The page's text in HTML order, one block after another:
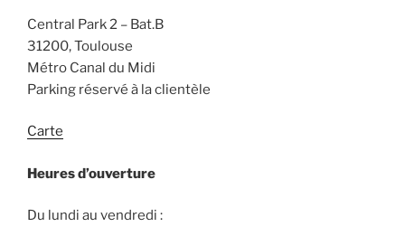
Central Park 2 – Bat.B
31200, Toulouse
Métro Canal du Midi
Parking réservé à la clientèle
Carte
Heures d’ouverture
Du lundi au vendredi :